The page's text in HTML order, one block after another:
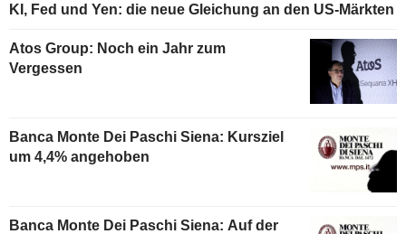
KI, Fed und Yen: die neue Gleichung an den US-Märkten
Atos Group: Noch ein Jahr zum
Vergessen
Banca Monte Dei Paschi Siena: Kursziel
um 4,4% angehoben
Banca Monte Dei Paschi Siena: Auf der